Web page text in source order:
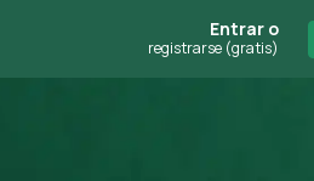
Entrar o
registrarse (gratis)